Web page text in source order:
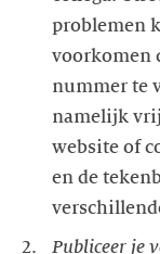
problemen
voorkomen
nummer te
namelijk
website of
en de